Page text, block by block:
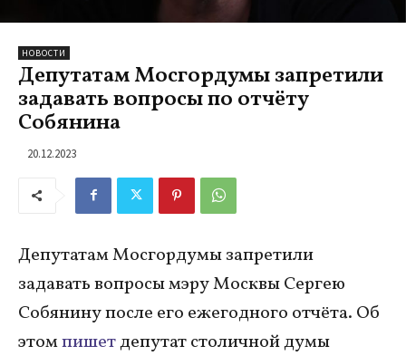
НОВОСТИ
Депутатам Мосгордумы запретили
задавать вопросы по отчёту
Собянина
20.12.2023
Депутатам Мосгордумы запретили
задавать вопросы мэру Москвы Сергею
Собянину после его ежегодного отчёта. Об
этомпишетдепутат столичной думы